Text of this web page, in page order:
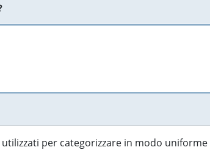
per categorizzare in modo